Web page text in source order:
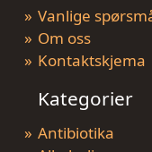
Vanlige
Om oss
Kontaktskjema
Kategorier
Antibiotika